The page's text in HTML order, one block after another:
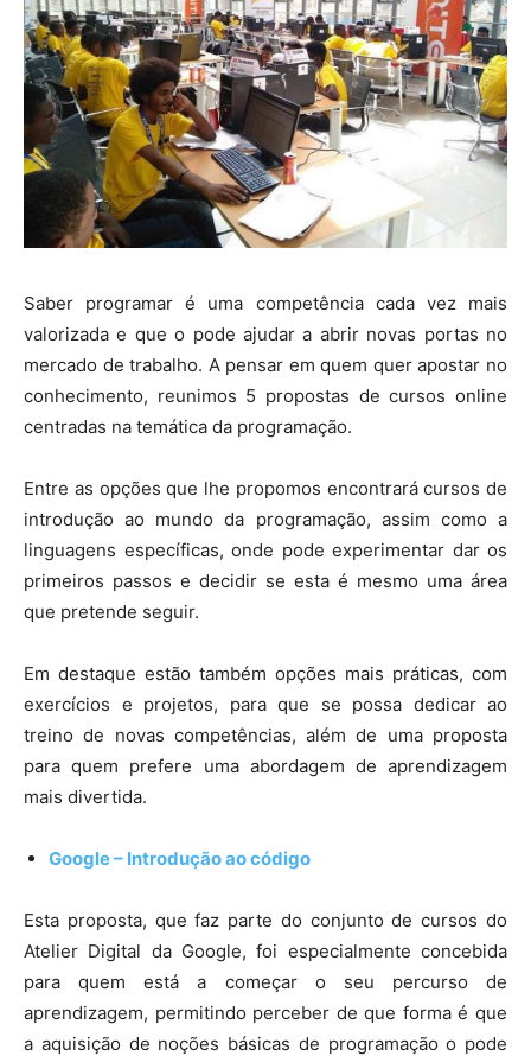
Saber programar é uma competência cada vez mais
valorizada e que o pode ajudar a abrir novas portas no
mercado de trabalho. A pensar em quem quer apostar no
conhecimento, reunimos 5 propostas de cursos online
centradas na temática da programação.
Entre as opções que lhe propomos encontrará cursos de
introdução ao mundo da programação, assim como a
linguagens específicas, onde pode experimentar dar os
primeiros passos e decidir se esta é mesmo uma área
que pretende seguir.
Em destaque estão também opções mais práticas, com
exercícios e projetos, para que se possa dedicar ao
treino de novas competências, além de uma proposta
para quem prefere uma abordagem de aprendizagem
mais divertida.
Google – Introdução ao código
Esta proposta, que faz parte do conjunto de cursos do
Atelier Digital da Google, foi especialmente concebida
para quem está a começar o seu percurso de
aprendizagem, permitindo perceber de que forma é que
a aquisição de noções básicas de programação o pode